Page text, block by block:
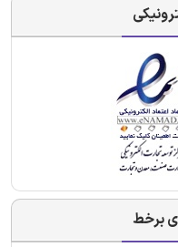
برخط